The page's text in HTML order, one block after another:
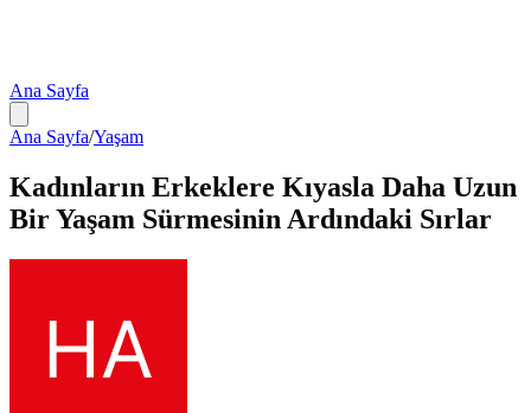
Ana Sayfa
Ana Sayfa/Yaşam
Kadınların Erkeklere Kıyasla Daha Uzun
Bir Yaşam Sürmesinin Ardındaki Sırlar